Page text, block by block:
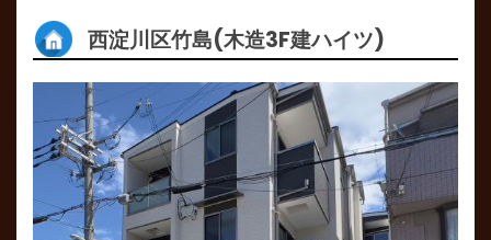
西淀川区竹島(木造3F建ハイツ)